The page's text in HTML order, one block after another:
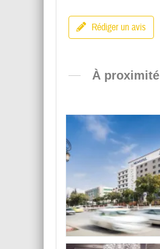
Rédiger un avis
À proximité